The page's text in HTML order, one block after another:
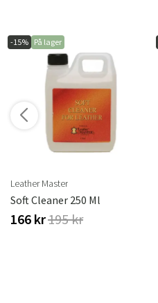
-15% På lager
Leather Master
Soft Cleaner 250 Ml
166 kr195 kr